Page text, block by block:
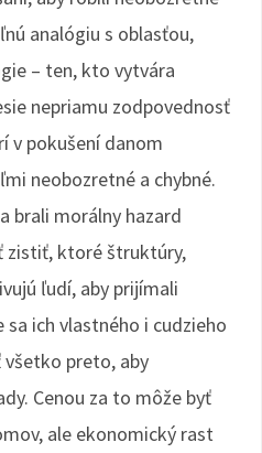
analógiu s oblasťou,
– ten, kto vytvára
nepriamu zodpovednosť
v pokušení danom
neobozretné a chybné.
brali morálny hazard
zistiť, ktoré štruktúry,
ľudí, aby prijímali
ich vlastného i cudzieho
preto, aby
Cenou za to môže byť
ale ekonomický rast